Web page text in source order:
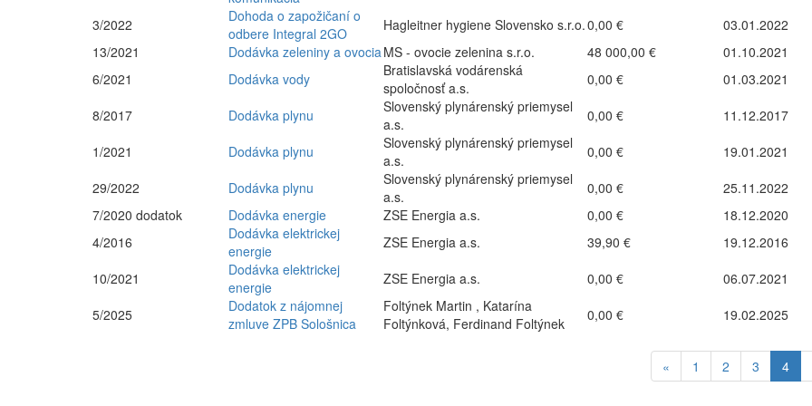
3/2022
Dohoda o zapožičaní o
odbere Integral 2GO
Hagleitner hygiene Slovensko s.r.o.0,00 €
03.01.2022
13/2021
Dodávka zeleniny a ovociaMS - ovocie zelenina s.r.o. 48 000,00 €
01.10.2021
6/2021
Dodávka vody
Bratislavská vodárenská
spoločnosť a.s.
0,00 €
01.03.2021
8/2017
Dodávka plynu
Slovenský plynárenský priemysel
a.s.
0,00 €
11.12.2017
1/2021
Dodávka plynu
Slovenský plynárenský priemysel
a.s.
0,00 €
19.01.2021
29/2022
Dodávka plynu
Slovenský plynárenský priemysel
a.s.
0,00 €
25.11.2022
7/2020 dodatok
Dodávka energie ZSE Energia a.s. 0,00 €
18.12.2020
4/2016
Dodávka elektrickej
energie
ZSE Energia a.s. 39,90 €
19.12.2016
10/2021
Dodávka elektrickej
energie
ZSE Energia a.s. 0,00 €
06.07.2021
5/2025
Dodatok z nájomnej
zmluve ZPB Sološnica
Foltýnek Martin , Katarína
Foltýnková, Ferdinand Foltýnek
0,00 € 19.02.2025
« 1 2 3 4